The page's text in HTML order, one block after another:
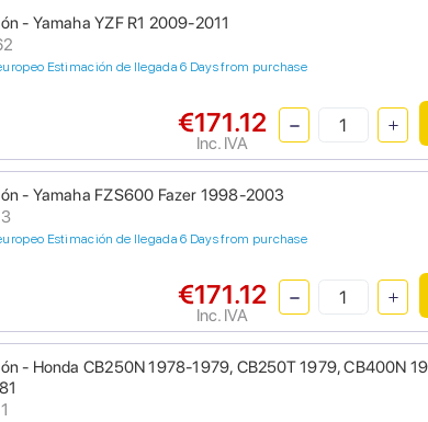
- Yamaha YZF R1 2009-2011
Estimación de llegada 6 Days from purchase
€171.12
Inc. IVA
- Yamaha FZS600 Fazer 1998-2003
Estimación de llegada 6 Days from purchase
€171.12
Inc. IVA
- Honda CB250N 1978-1979, CB250T 1979, CB400N